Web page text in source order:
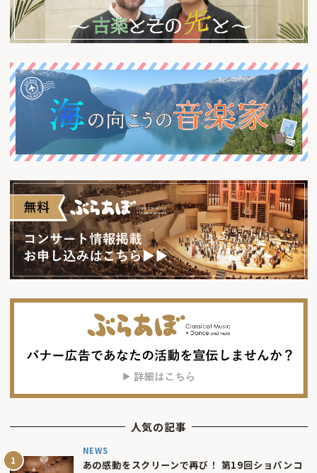
人気の記事
NEWS
あの感動をスクリーンで再び！ 第19回ショパンコ